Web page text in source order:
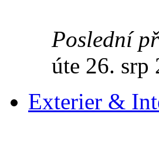
Poslední
úte 26. srp
Exterier &